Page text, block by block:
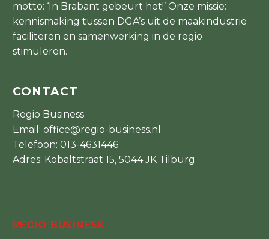
motto: ‘In Brabant gebeurt het!’ Onze missie:
kennismaking tussen DGA’s uit de maakindustrie
faciliteren en samenwerking in de regio
stimuleren.
CONTACT
Regio Business
Email: office@regio-business.nl
Telefoon: 013-4631446
Adres: Kobaltstraat 15, 5044 JK Tilburg
REGIO BUSINESS